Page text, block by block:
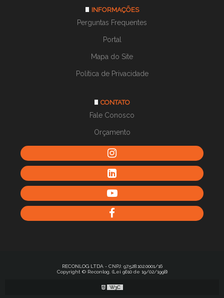
INFORMAÇÕES
Perguntas Frequentes
Portal
Mapa do Site
Política de Privacidade
CONTATO
Fale Conosco
Orçamento
RECONLOG LTDA - CNPJ: 97.528.102.0001/16
Copyright © Reconlog. (Lei 9610 de 19/02/1998)
W3C